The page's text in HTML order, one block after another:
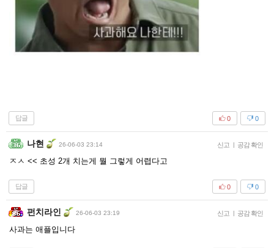
답글 0
0
나현 26-06-03 23:14 신고 | 공감 확인
ㅈㅅ << 초성 2개 치는게 뭘 그렇게 어렵다고
답글 0
0
펀치라인 26-06-03 23:19 신고 | 공감 확인
사과는 애플입니다